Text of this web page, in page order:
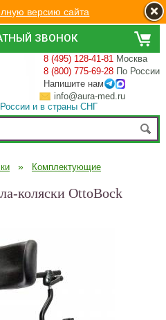
ЗВОНОК
8 (495) 128-41-81 Москва
8 (800) 775-69-28 По России
Напишите нам
info@aura-med.ru
и в страны СНГ
» Комплектующие
коляски OttoBock
версию сайта